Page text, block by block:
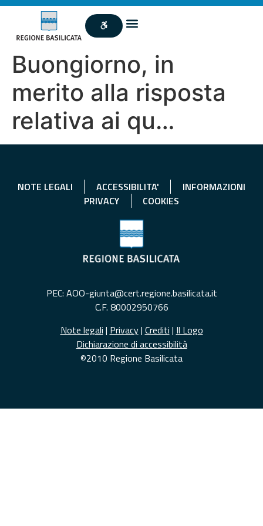
Buongiorno, in
merito alla risposta
relativa ai qu…
NOTE LEGALI ACCESSIBILITA'
INFORMAZIONI
PRIVACY
COOKIES
PEC: AOO-giunta@cert.regione.basilicata.it
C.F. 80002950766
Note legali | Privacy| Crediti | Il Logo
Dichiarazione di accessibilità
©2010 Regione Basilicata